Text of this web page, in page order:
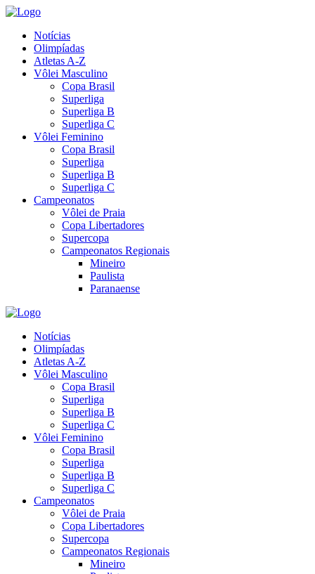
Notícias
Olimpíadas
Atletas A-Z
Vôlei Masculino
Copa Brasil
Superliga
Superliga B
Superliga C
Vôlei Feminino
Copa Brasil
Superliga
Superliga B
Superliga C
Campeonatos
Vôlei de Praia
Copa Libertadores
Supercopa
Campeonatos Regionais
Mineiro
Paulista
Paranaense
Notícias
Olimpíadas
Atletas A-Z
Vôlei Masculino
Copa Brasil
Superliga
Superliga B
Superliga C
Vôlei Feminino
Copa Brasil
Superliga
Superliga B
Superliga C
Campeonatos
Vôlei de Praia
Copa Libertadores
Supercopa
Campeonatos Regionais
Mineiro